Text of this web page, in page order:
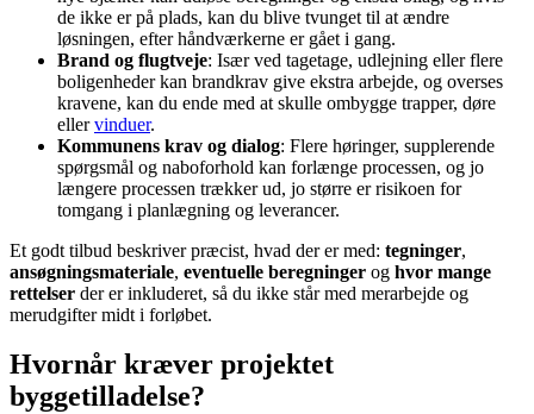
de ikke er på plads, kan du blive tvunget til at ændre
løsningen, efter håndværkerne er gået i gang.
Brand og flugtveje: Især ved tagetage, udlejning eller flere
boligenheder kan brandkrav give ekstra arbejde, og overses
kravene, kan du ende med at skulle ombygge trapper, døre
ellervinduer.
Kommunens krav og dialog: Flere høringer, supplerende
spørgsmål og naboforhold kan forlænge processen, og jo
længere processen trækker ud, jo større er risikoen for
tomgang i planlægning og leverancer.
Et godt tilbud beskriver præcist, hvad der er med: tegninger,
ansøgningsmateriale, eventuelle beregninger og hvor mange
rettelser der er inkluderet, så du ikke står med merarbejde og
merudgifter midt i forløbet.
Hvornår kræver projektet
byggetilladelse?